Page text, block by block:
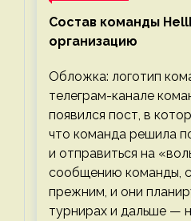
Состав команды
организацию
Обложка: логотип
телеграм-канале
появился пост, в
что команда решила
и отправиться на
сообщению команды,
прежним, и они
турнирах и дальше —